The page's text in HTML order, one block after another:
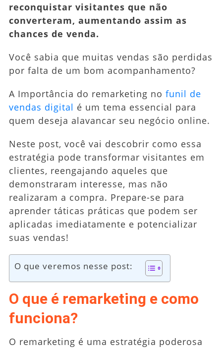
reconquistar visitantes que não
converteram, aumentando assim as
chances de venda.
Você sabia que muitas vendas são perdidas
por falta de um bom acompanhamento?
A Importância do remarketing no funil de
vendas digital é um tema essencial para
quem deseja alavancar seu negócio online.
Neste post, você vai descobrir como essa
estratégia pode transformar visitantes em
clientes, reengajando aqueles que
demonstraram interesse, mas não
realizaram a compra. Prepare-se para
aprender táticas práticas que podem ser
aplicadas imediatamente e potencializar
suas vendas!
O que veremos nesse post:
O que é remarketing e como
funciona?
O remarketing é uma estratégia poderosa